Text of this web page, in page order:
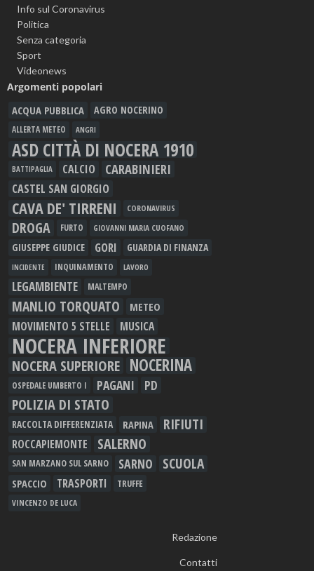
Info sul Coronavirus
Politica
Senza categoria
Sport
Videonews
Argomenti popolari
ACQUA PUBBLICA AGRO NOCERINO
ALLERTA METEO ANGRI
ASD CITTÀ DI NOCERA 1910
BATTIPAGLIA CALCIO CARABINIERI
CASTEL SAN GIORGIO
CAVA DE' TIRRENI CORONAVIRUS
DROGA FURTO GIOVANNI MARIA CUOFANO
GIUSEPPE GIUDICE GORI GUARDIA DI FINANZA
INCIDENTE INQUINAMENTO LAVORO
LEGAMBIENTE MALTEMPO
MANLIO TORQUATO METEO
MOVIMENTO 5 STELLE MUSICA
NOCERA INFERIORE
NOCERA SUPERIORE NOCERINA
OSPEDALE UMBERTO I PAGANI PD
POLIZIA DI STATO
RACCOLTA DIFFERENZIATA RAPINA RIFIUTI
ROCCAPIEMONTE SALERNO
SAN MARZANO SUL SARNO SARNO SCUOLA
SPACCIO TRASPORTI TRUFFE
VINCENZO DE LUCA
Redazione
Contatti